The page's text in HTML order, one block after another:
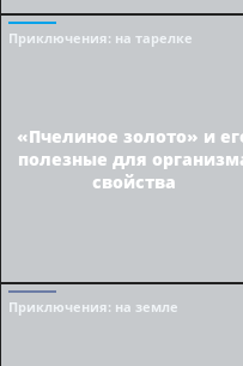
Приключения: на тарелке
«Пчелиное золото» и
полезные для
свойства
Приключения: на земле